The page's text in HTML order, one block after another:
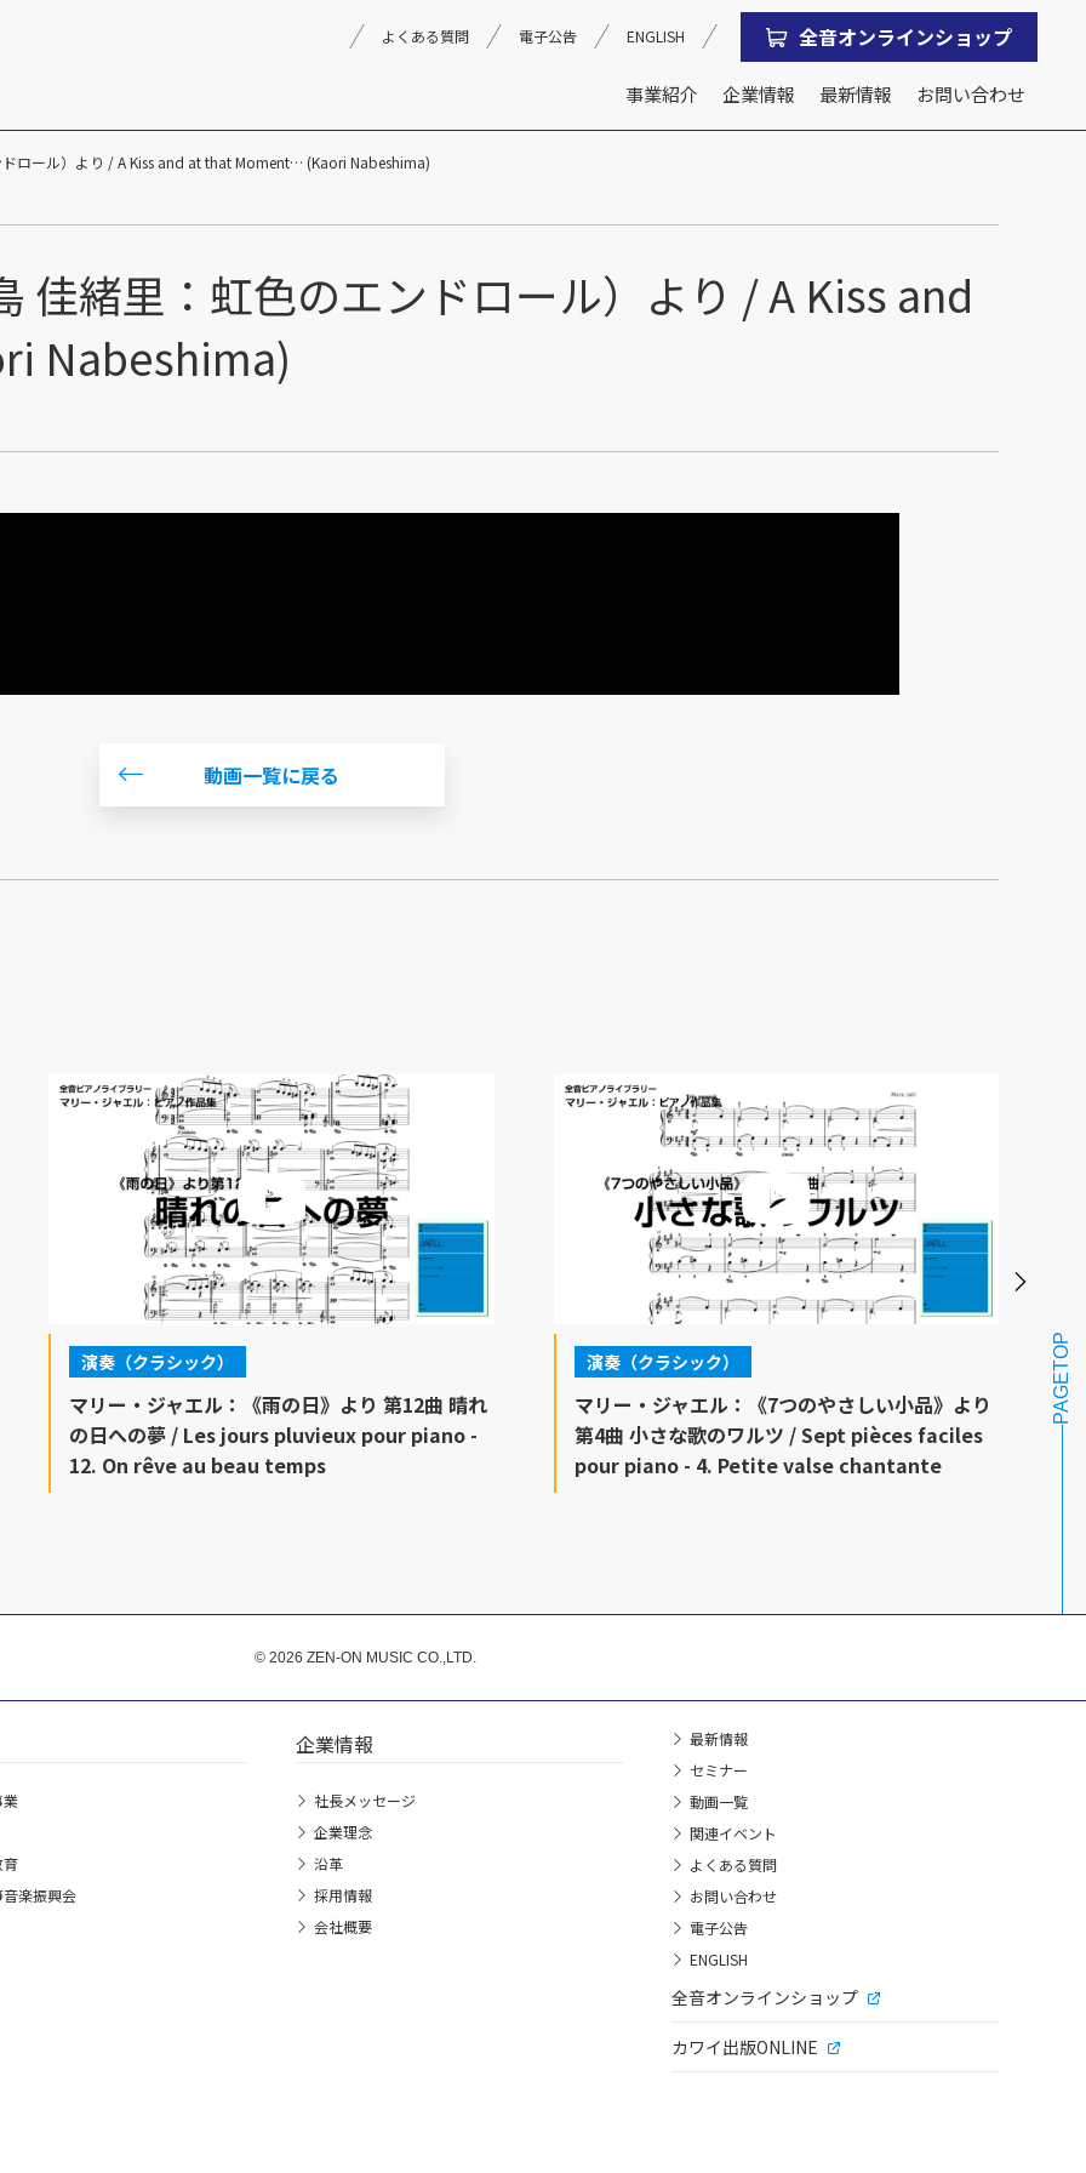
事業紹介
音楽教育
文化箏音楽振興会
企業情報 最新情報 お問い合わせ
よくある質問 電子公告 ENGLISH 全音オンラインショップ
ロール）より / A Kiss and at that Moment… (Kaori Nabeshima)
緒里：虹色のエンドロール）より / A Kiss and
Nabeshima)
動画一覧に戻る
演奏（クラシック）
マリー・ジャエル：《雨の日》より 第12曲 晴れ
の日への夢 / Les jours pluvieux pour piano -
12. On rêve au beau temps
演奏（クラシック）
マリー・ジャエル：《7つのやさしい小品》より
第4曲 小さな歌のワルツ / Sept pièces faciles
pour piano - 4. Petite valse chantante
PAGETOP
© 2026 ZEN-ON MUSIC CO.,LTD.
業
育
楽振興会
企業情報
社長メッセージ
企業理念
沿革
採用情報
会社概要
最新情報
セミナー
動画一覧
関連イベント
よくある質問
お問い合わせ
電子公告
ENGLISH
全音オンラインショップ
カワイ出版ONLINE